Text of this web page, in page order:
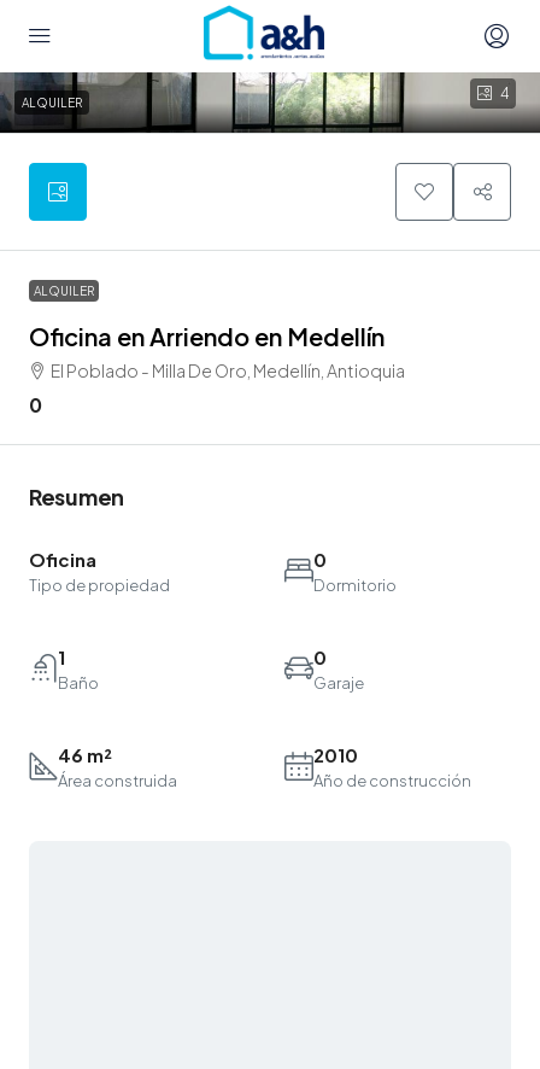
4
ALQUILER
ALQUILER
Oficina en Arriendo en Medellín
El Poblado - Milla De Oro, Medellín, Antioquia
0
Resumen
Oficina
Tipo de propiedad
0
Dormitorio
1
Baño
0
Garaje
46 m²
Área construida
2010
Año de construcción